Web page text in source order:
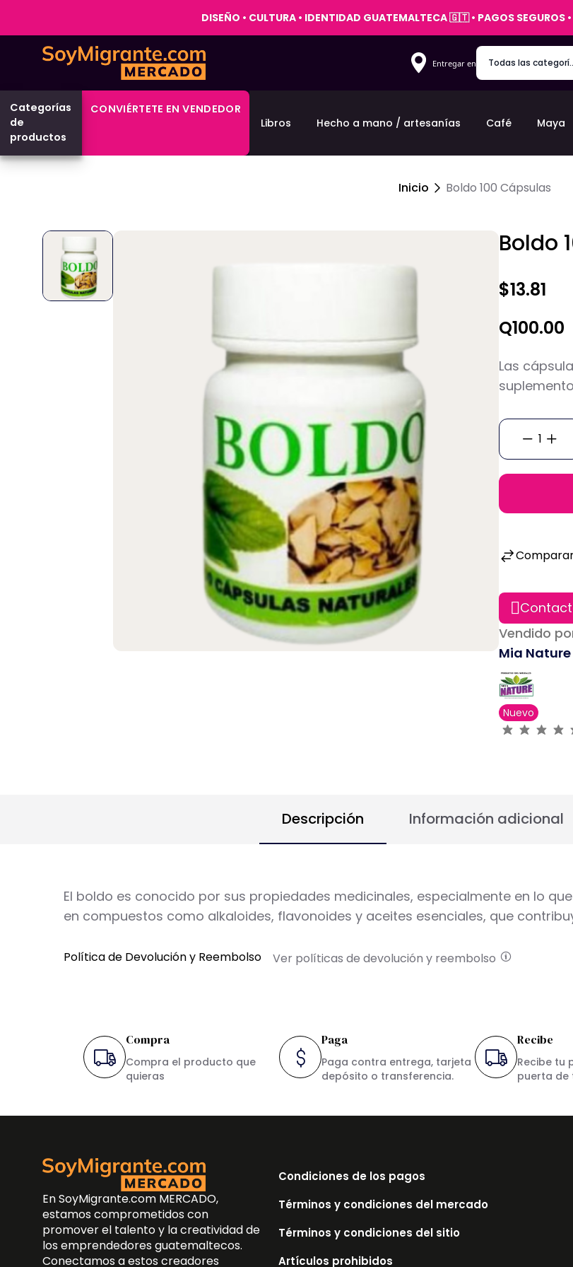
DISEÑO • CULTURA • IDENTIDAD GUATEMALTECA 🇬🇹 • PAGOS SEGUROS
Entregar en
Categorías
de
productos
CONVIÉRTETE EN VENDEDOR
Libros
Hecho a mano / artesanías Café Maya
Inicio Boldo 100 Cápsulas
Boldo
$13.81
Q100.00
Las
1
Vendido
Mia Nature
Nuevo
Descripción Información adicional
El boldo es conocido por sus propiedades medicinales, especialmente en lo
en compuestos como alkaloides, flavonoides y aceites esenciales, que
Política de Devolución y Reembolso Ver políticas de devolución y reembolso
Compra
Compra el producto que
quieras
Paga
Paga contra entrega, tarjeta
depósito o transferencia.
Recibe
Recibe tu
puerta de
En SoyMigrante.com MERCADO,
estamos comprometidos con
promover el talento y la creatividad de
los emprendedores guatemaltecos.
Conectamos a estos creadores
Condiciones de los pagos
Términos y condiciones del mercado
Términos y condiciones del sitio
Artículos prohibidos